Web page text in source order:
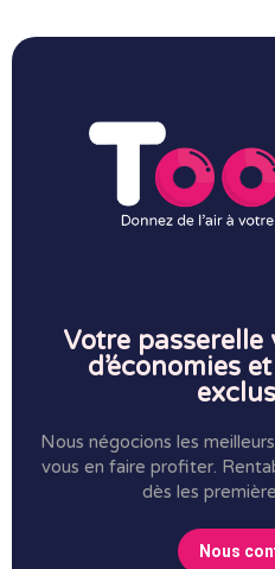
Votre passerelle
d’économies
Nous négocions les
vous en faire profiter.
dès les
Nous